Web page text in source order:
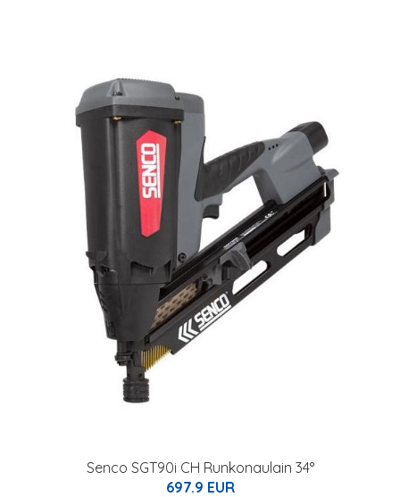
Senco SGT90i CH Runkonaulain 34°
697.9 EUR